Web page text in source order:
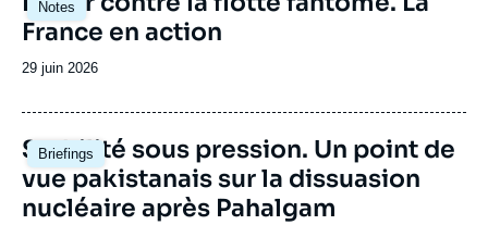
Notes
principale
France en action
Date
publication
29 juin 2026
Briefings
Image
principale
Stabilité sous pression. Un point de
vue pakistanais sur la dissuasion
nucléaire après Pahalgam